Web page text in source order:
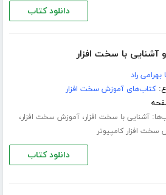
دانلود کتاب
آشنایی با سخت افزار
بهرامی راد
کتاب‌های آموزش سخت افزار
آشنایی با سخت افزار،آموزش سخت افزار،
سخت افزار کامپیوتر
دانلود کتاب